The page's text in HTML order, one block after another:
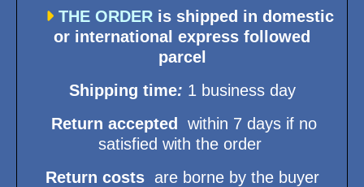
 THE ORDERis shipped in domestic
or international express followed
parcel
Shipping time: 1 business day
Return accepted
within 7 days if no
satisfied with the order
Return costs are borne by the buyer